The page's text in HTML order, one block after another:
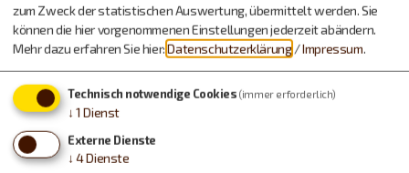
zum Zweck der statistischen Auswertung, übermittelt werden. Sie
können die hier vorgenommenen Einstellungen jederzeit abändern.
Mehr dazu erfahren Sie hier:Datenschutzerklärung /Impressum.
Technisch notwendige Cookies (immer erforderlich)
↓ 1 Dienst
Externe Dienste
↓ 4Dienste